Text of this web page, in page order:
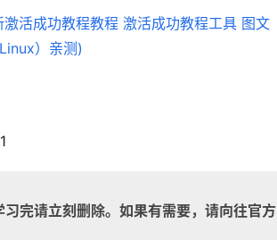
完请立刻删除。如果有需要，请向往官方